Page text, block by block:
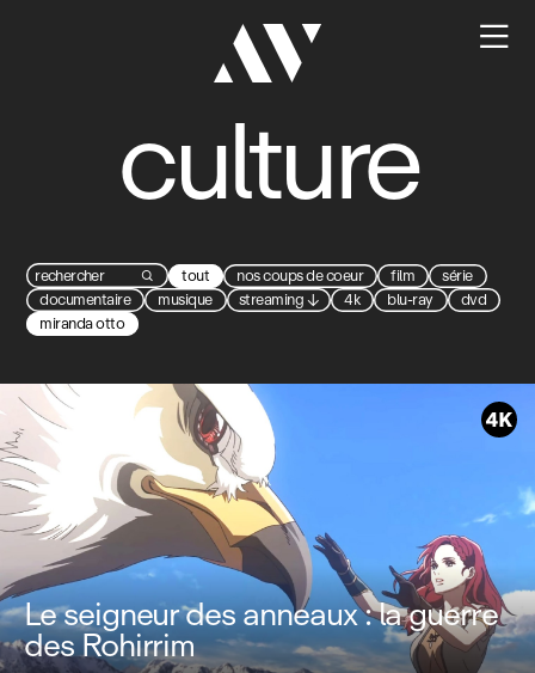

culture
 tout nos coups de coeur film
série
documentaire
musique streaming↓ 4k blu-ray
dvd
miranda otto
Le seigneur des anneaux : la guerre
des Rohirrim